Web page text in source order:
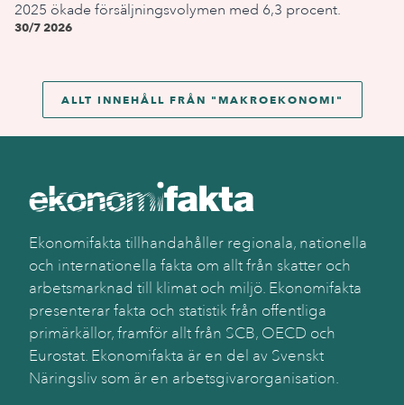
2025 ökade försäljningsvolymen med 6,3 procent.
30/7 2026
ALLT INNEHÅLL FRÅN " MAKROEKONOMI "
Ekonomifakta tillhandahåller regionala, nationella
och internationella fakta om allt från skatter och
arbetsmarknad till klimat och miljö. Ekonomifakta
presenterar fakta och statistik från offentliga
primärkällor, framför allt från SCB, OECD och
Eurostat. Ekonomifakta är en del av Svenskt
Näringsliv som är en arbetsgivarorganisation.